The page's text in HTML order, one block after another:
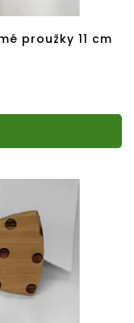
proužky 11 cm